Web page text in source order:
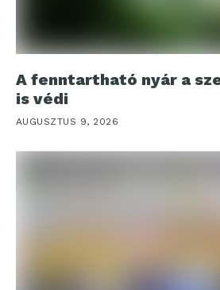
A fenntartható nyár a
is védi
AUGUSZTUS 9, 2026